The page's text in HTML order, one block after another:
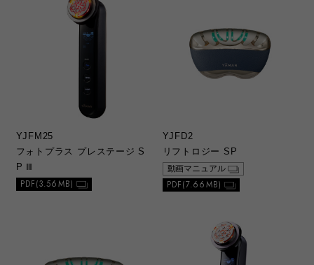
なる場合があります。
3）製品には、取扱説明書を補足する安全上の
注意喚起や操作ガイドなどの別紙類が同梱さ
れていることがありますが、本ウェブサイト
ではそれらの別紙類全てが公開されているわ
けではありませんのでご了承ください。
c. 本サービスの更新、変更、中止について
ものに代えて、改訂版を本ウェブサイトに掲
載する場合があります。ただし、本ウェブサ
イトに公開されている総合カタログ、取扱説
明書は、変更の度に修正・更新するものでは
の仕様変更や総合カタログ、取扱説明書の改
版に伴い、当社の選択により、予告なく削除
する場合があります。
YJFM25
フォトプラス プレステージ S
P Ⅲ
PDF(3.56MB)
YJFD2
リフトロジー SP
動画マニュアル
PDF(7.66MB)